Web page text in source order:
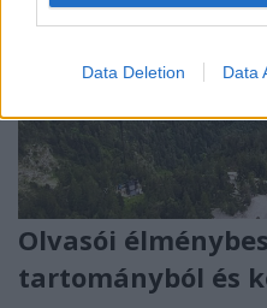
Data Deletion Data
Olvasói
tartományból és